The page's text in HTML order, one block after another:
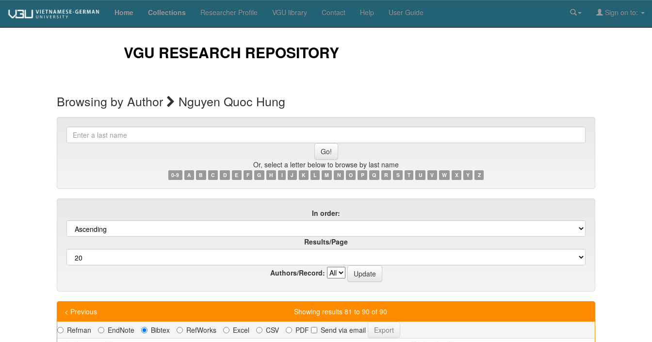
navigation
Home Collections Researcher Profile VGU library Contact Help User Guide Sign on to:
VGU RESEARCH REPOSITORY
Browsing by Author Nguyen Quoc Hung
Enter
a
Or, select a letter below to browse by last name
0-9 A B C D E F G H I J K L M N O P Q R S T U V W X Y Z
In order:
Results/Page
Authors/Record:
Showing results 81 to 90 of 90
< Previous
Refman
EndNote Bibtex RefWorks Excel CSV PDF
Send via email